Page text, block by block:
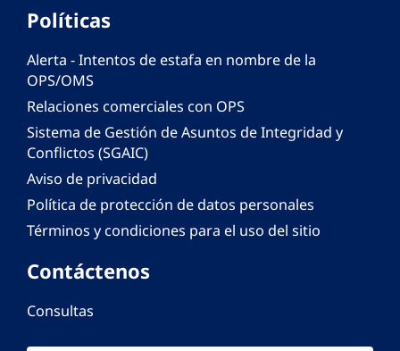
Políticas
Alerta - Intentos de estafa en nombre de la
OPS/OMS
Relaciones comerciales con OPS
Sistema de Gestión de Asuntos de Integridad y
Conflictos (SGAIC)
Aviso de privacidad
Política de protección de datos personales
Términos y condiciones para el uso del sitio
Contáctenos
Consultas